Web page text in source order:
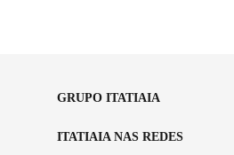
GRUPO ITATIAIA
ITATIAIA NAS REDES